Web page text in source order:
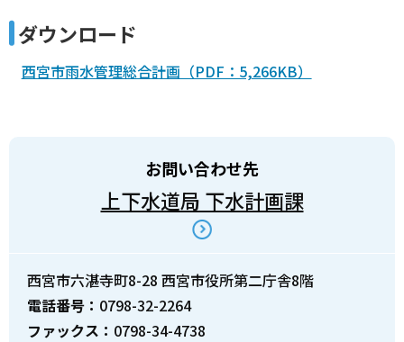
ダウンロード
西宮市雨水管理総合計画（PDF：5,266KB）
お問い合わせ先
上下水道局 下水計画課
西宮市六湛寺町8-28 西宮市役所第二庁舎8階
電話番号： 0798-32-2264
ファックス： 0798-34-4738